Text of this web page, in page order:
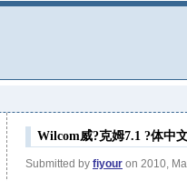
Wilcom威?克姆7.1 ?体中
Submitted by fiyour on 2010,